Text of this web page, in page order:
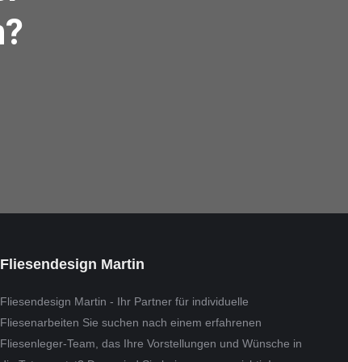
Fliesendesign Martin
Fliesendesign Martin - Ihr Partner für individuelle
Fliesenarbeiten Sie suchen nach einem erfahrenen
Fliesenleger-Team, das Ihre Vorstellungen und Wünsche in